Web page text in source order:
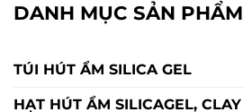
DANH MỤC SẢN PHẨM
TÚI HÚT ẨM SILICA GEL
HẠT HÚT ẨM SILICAGEL, CLAY